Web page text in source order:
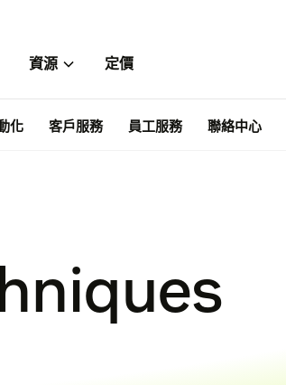
資源 定價
化 客戶服務 員工服務 聯絡中心